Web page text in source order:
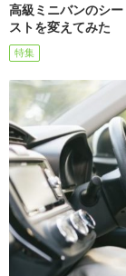
高級ミニバンのシ
ストを変えてみた
特集